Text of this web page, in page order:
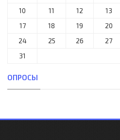
10
11 12 13
17
18 19 20
24
25 26 27
31
ОПРОСЫ